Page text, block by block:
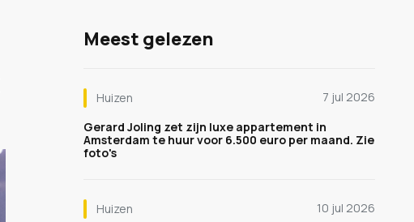
Meest gelezen
Huizen
7 jul 2026
Gerard Joling zet zijn luxe appartement in
Amsterdam te huur voor 6.500 euro per maand. Zie
foto's
Huizen
10 jul 2026